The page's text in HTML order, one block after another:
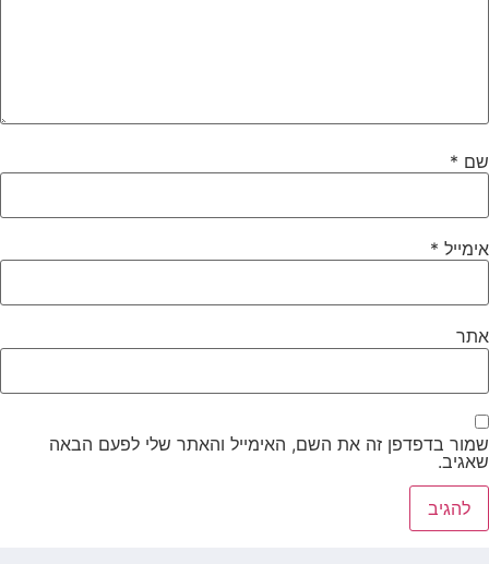
שם *
אימייל *
אתר
שמור בדפדפן זה את השם, האימייל והאתר שלי לפעם הבאה
שאגיב.